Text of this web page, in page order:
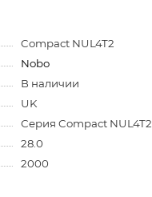
Compact NUL4T2
Nobo
В наличии
UK
Серия Compact NUL4T2
28.0
2000